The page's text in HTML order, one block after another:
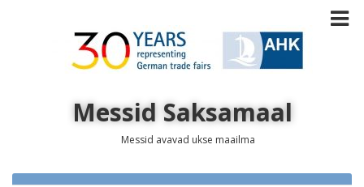
Messid Saksamaal
Messid avavad ukse maailma